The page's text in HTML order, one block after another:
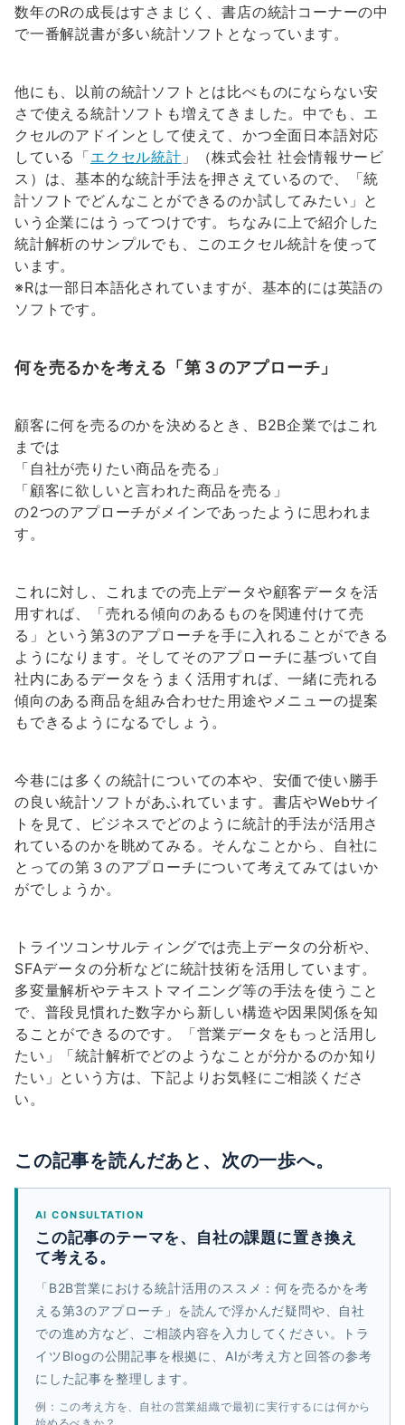
数年のRの成長はすさまじく、書店の統計コーナーの中
で一番解説書が多い統計ソフトとなっています。
他にも、以前の統計ソフトとは比べものにならない安
さで使える統計ソフトも増えてきました。中でも、エ
クセルのアドインとして使えて、かつ全面日本語対応
している「エクセル統計 」（株式会社 社会情報サービ
ス）は、基本的な統計手法を押さえているので、「統
計ソフトでどんなことができるのか試してみたい」と
いう企業にはうってつけです。ちなみに上で紹介した
統計解析のサンプルでも、このエクセル統計を使って
います。
※Rは一部日本語化されていますが、基本的には英語の
ソフトです。
何を売るかを考える「第３のアプローチ」
顧客に何を売るのかを決めるとき、B2B企業ではこれ
までは
「自社が売りたい商品を売る」
「顧客に欲しいと言われた商品を売る」
の2つのアプローチがメインであったように思われま
す。
これに対し、これまでの売上データや顧客データを活
用すれば、「売れる傾向のあるものを関連付けて売
る」という第3のアプローチを手に入れることができる
ようになります。そしてそのアプローチに基づいて自
社内にあるデータをうまく活用すれば、一緒に売れる
傾向のある商品を組み合わせた用途やメニューの提案
もできるようになるでしょう。
今巷には多くの統計についての本や、安価で使い勝手
の良い統計ソフトがあふれています。書店やWebサイ
トを見て、ビジネスでどのように統計的手法が活用さ
れているのかを眺めてみる。そんなことから、自社に
とっての第３のアプローチについて考えてみてはいか
がでしょうか。
トライツコンサルティングでは売上データの分析や、
SFAデータの分析などに統計技術を活用しています。
多変量解析やテキストマイニング等の手法を使うこと
で、普段見慣れた数字から新しい構造や因果関係を知
ることができるのです。「営業データをもっと活用し
たい」「統計解析でどのようなことが分かるのか知り
たい」という方は、下記よりお気軽にご相談くださ
い。
この記事を読んだあと、次の一歩へ。
AI CONSULTATION
この記事のテーマを、自社の課題に置き換え
て考える。
「B2B営業における統計活用のススメ：何を売るかを考
える第3のアプローチ」を読んで浮かんだ疑問や、自社
での進め方など、ご相談内容を入力してください。トラ
イツBlogの公開記事を根拠に、AIが考え方と回答の参考
にした記事を整理します。
例：この考え方を、自社の営業組織で最初に実行するには何から